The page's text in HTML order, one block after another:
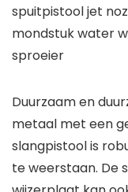
spuitpistool jet
mondstuk water
sproeier
Duurzaam en
metaal met een
slangpistool is
te weerstaan. De